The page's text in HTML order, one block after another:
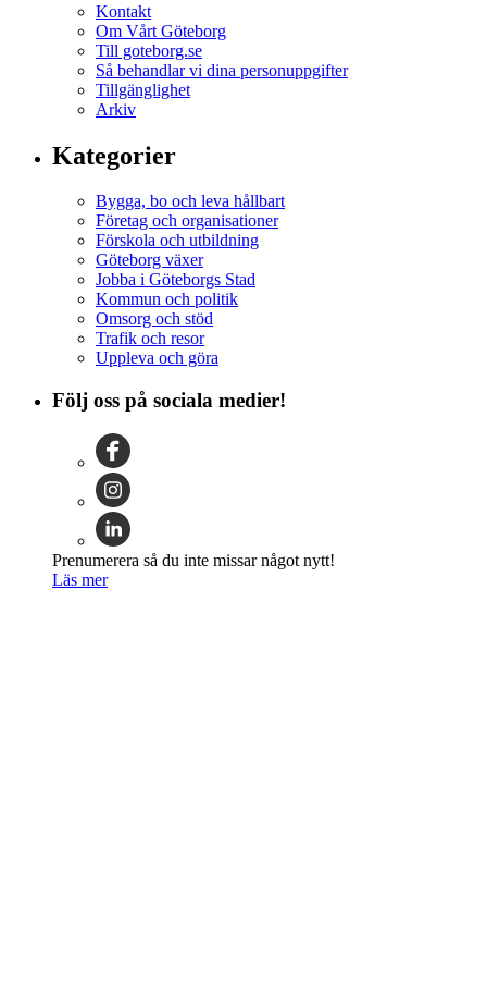
Kontakt
Om Vårt Göteborg
Till goteborg.se
Så behandlar vi dina personuppgifter
Tillgänglighet
Arkiv
Kategorier
Bygga, bo och leva hållbart
Företag och organisationer
Förskola och utbildning
Göteborg växer
Jobba i Göteborgs Stad
Kommun och politik
Omsorg och stöd
Trafik och resor
Uppleva och göra
Följ oss på sociala medier!
Prenumerera så du inte missar något nytt!
Läs mer